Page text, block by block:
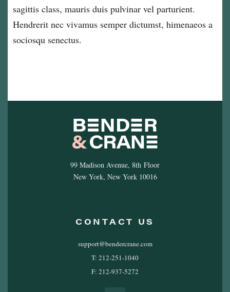
sagittis class, mauris duis pulvinar vel parturient.
Hendrerit nec vivamus semper dictumst, himenaeos a
sociosqu senectus.
99 Madison Avenue, 8th Floor
New York, New York 10016
CONTACT US
support@bendercrane.com
T: 212-251-1040
F: 212-937-5272